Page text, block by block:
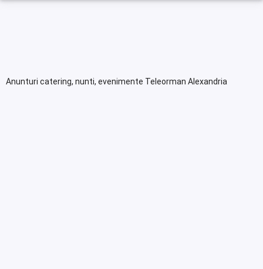
Anunturi catering, nunti, evenimente Teleorman Alexandria